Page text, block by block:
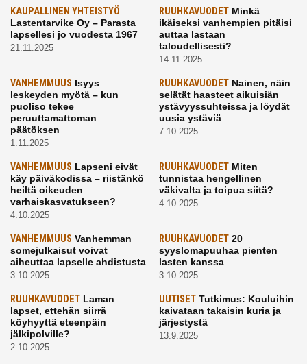
KAUPALLINEN YHTEISTYÖ
Lastentarvike Oy – Parasta
lapsellesi jo vuodesta 1967
21.11.2025
RUUHKAVUODETMinkä
ikäiseksi vanhempien pitäisi
auttaa lastaan
taloudellisesti?
14.11.2025
VANHEMMUUS Isyys
leskeyden myötä – kun
puoliso tekee
peruuttamattoman
päätöksen
1.11.2025
RUUHKAVUODETNainen, näin
selätät haasteet aikuisiän
ystävyyssuhteissa ja löydät
uusia ystäviä
7.10.2025
VANHEMMUUS Lapseni eivät
käy päiväkodissa – riistänkö
heiltä oikeuden
varhaiskasvatukseen?
4.10.2025
RUUHKAVUODETMiten
tunnistaa hengellinen
väkivalta ja toipua siitä?
4.10.2025
VANHEMMUUS Vanhemman
somejulkaisut voivat
aiheuttaa lapselle ahdistusta
3.10.2025
RUUHKAVUODET20
syyslomapuuhaa pienten
lasten kanssa
3.10.2025
RUUHKAVUODET Laman
lapset, ettehän siirrä
köyhyyttä eteenpäin
jälkipolville?
2.10.2025
UUTISETTutkimus: Kouluihin
kaivataan takaisin kuria ja
järjestystä
13.9.2025